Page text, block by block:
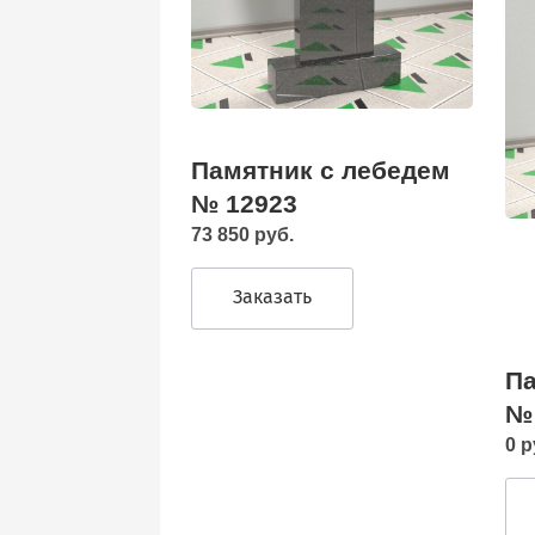
Памятник с лебедем
№ 12923
73 850 руб.
Заказать
№
0